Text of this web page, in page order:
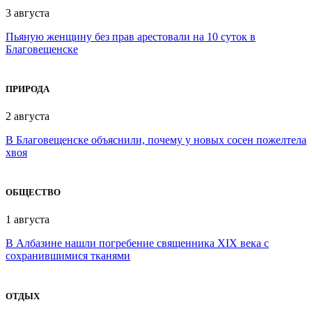
3 августа
Пьяную женщину без прав арестовали на 10 суток в
Благовещенске
ПРИРОДА
2 августа
В Благовещенске объяснили, почему у новых сосен пожелтела
хвоя
ОБЩЕСТВО
1 августа
В Албазине нашли погребение священника XIX века с
сохранившимися тканями
ОТДЫХ